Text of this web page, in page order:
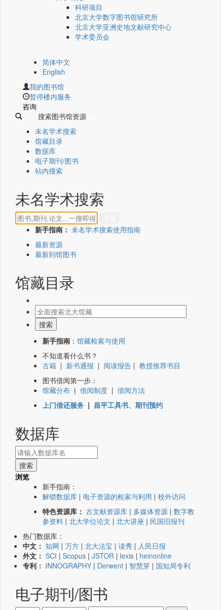
科研项目
北京大学数字图书馆研究所
北京大学亚洲史地文献研究中心
学术委员会
简体中文
English
我的图书馆
暂停楼内服务
咨询
搜索图书馆资源
未名学术搜索
馆藏目录
数据库
电子期刊/图书
站内搜索
未名学术搜索
新手指南： 未名学术搜索使用指南
最新资源
最新到馆图书
馆藏目录
新手指南 ： 馆藏检索与使用
不知道看什么书？
古籍 | 新书通报 | 阅读报告 | 教授推荐书目
图书借阅第一步：
馆藏分布 | 借阅制度 | 借阅方法
上门借还服务 | 昌平工具书、期刊预约
数据库
浏览
新手指南：
解锁数据库 | 电子资源的检索与利用 | 校外访问
特色资源库： 古文献资源库 | 多媒体资源 | 数字教
参资料 | 北大学位论文 | 北大讲座 | 民国旧报刊
热门数据库：
中文： 知网 | 万方 | 北大法宝 | 读秀 | 人民日报
外文： SCI | Scopus | JSTOR | lexis | heinonline
专利： INNOGRAPHY | Derwent | 智慧芽 | 国知局专利
电子期刊/图书